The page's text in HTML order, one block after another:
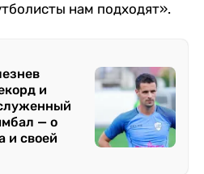
нам подходят».
и
— о
и своей